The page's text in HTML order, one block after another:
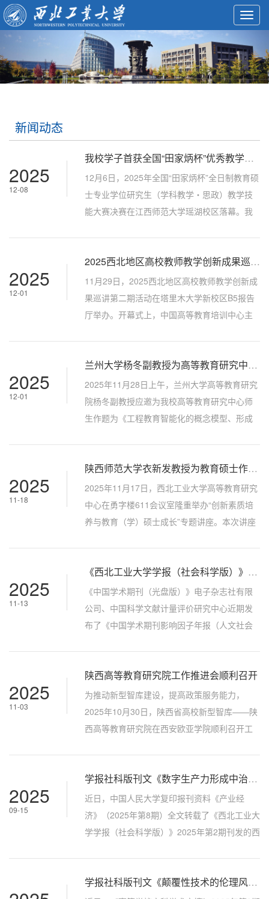
新闻动态
2025
12-08
我校学子首获全国“田家炳杯”优秀教学设计奖
12月6日，2025年全国“田家炳杯”全日制教育硕
士专业学位研究生（学科教学・思政）教学技
能大赛决赛在江西师范大学瑶湖校区落幕。我
这是我校教育硕士首次获得全国性教学技能赛
事重要奖项，实现了历史性突破。大赛闭幕上
获奖名单大赛由田家炳基金会冠名，江西师范
大学主办，吸引全国 120余所高校参与，254名
2025
12-01
2025西北地区高校教师教学创新成果巡讲第二期活动成功举办
11月29日，2025西北地区高校教师教学创新成
果巡讲第二期活动在塔里木大学新校区B5报告
厅举办。开幕式上，中国高等教育培训中心主
根基；加快成果推广，激发教学创新活力；强
化教师培训，赋能边疆高校。他表示，中国高
等教育学会将一如既往支持西北地区高校发
展，助力打造特色鲜明的区域研究院和教学创
2025
12-01
兰州大学杨冬副教授为高等教育研究中心师生作专题学术讲座
2025年11月28日上午，兰州大学高等教育研究
院杨冬副教授应邀为我校高等教育研究中心师
生作题为《工程教育智能化的概念模型、形成
老师系统阐述了工程教育智能化的发展背景、
核心问题与理论框架。他指出，工程教育作为
高等教育的重要组成部分，在规模上占三分之
一以上，在改革中具有引领作用。面对数字
2025
11-18
陕西师范大学衣新发教授为教育硕士作创新素质培养与教育（学）硕士成长专题讲座
2025年11月17日，西北工业大学高等教育研究
中心在勇字楼611会议室隆重举办“创新素质培
养与教育（学）硕士成长”专题讲座。本次讲座
测协同创新中心陕师大分中心副主任衣新发教
授主讲，旨在深化我校教育学硕士对创新素养
的认知，探索卓越教师成长路径，高教中心教
育（学）硕士研究生及青年教师代表到场聆
2025
11-13
《西北工业大学学报（社会科学版）》2024年度影响因子取得新进展
《中国学术期刊（光盘版）》电子杂志社有限
公司、中国科学文献计量评价研究中心近期发
布了《中国学术期刊影响因子年报（人文社会
取得新进展。学报2024年度复合影响因子
3.891，较上一年度（2.11）提高了84%，排名
73/648；2024年度综合影响因子2.743，较上
一年度（1.24）提高了121%，排名38/648；人
2025
11-03
陕西高等教育研究院工作推进会顺利召开
为推动新型智库建设，提高政策服务能力，
2025年10月30日，陕西省高校新型智库——陕
西高等教育研究院在西安欧亚学院顺利召开工
辉、副主任王宁军，西北农林科技大学教务处
处长戴武（以线上方式参会），西安理工大学
教务处副处长赵波，西安欧亚学院校长助理、
教育创新研究院执行院长赵军镜、副院长赵
议，...
2025
09-15
学报社科版刊文《数字生产力形成中治理体系建设的理论框架、基本样态与实践路径》被人大复印报刊资料全文转载
近日，中国人民大学复印报刊资料《产业经
济》（2025年第8期）全文转载了《西北工业大
学学报（社会科学版）》2025年第2期刊发的西
架、基本样态与实践路径》。首先，论文基于学报社科版刊文《颠覆性技术的伦理风险及其应对路径》被《高等学校文科学术文摘》全文转载